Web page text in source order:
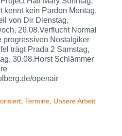
kennt kein Pardon Montag,
von Dir Dienstag,
26.08.Verflucht Normal
progressiven Nostalgiker
trägt Prada 2 Samstag,
30.08.Horst Schlämmer
openair
,Termine, Unsere Arbeit